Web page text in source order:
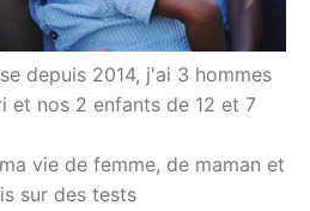
depuis 2014, j'ai 3 hommes
et nos 2 enfants de 12 et 7
vie de femme, de maman et
sur des tests